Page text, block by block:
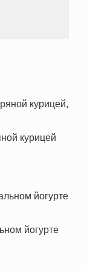
курицей
йогурте